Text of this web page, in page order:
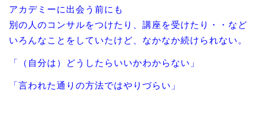
アカデミーに出会う前にも
別の人のコンサルをつけたり、講座を受けたり・・など
いろんなことをしていたけど、なかなか続けられない。
「（自分は）どうしたらいいかわからない」
「言われた通りの方法ではやりづらい」